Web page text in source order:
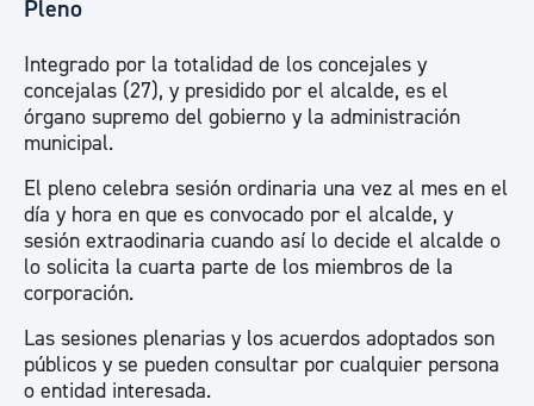
Pleno
Integrado por la totalidad de los concejales y
concejalas (27), y presidido por el alcalde, es el
órgano supremo del gobierno y la administración
municipal.
El pleno celebra sesión ordinaria una vez al mes en el
día y hora en que es convocado por el alcalde, y
sesión extraodinaria cuando así lo decide el alcalde o
lo solicita la cuarta parte de los miembros de la
corporación.
Las sesiones plenarias y los acuerdos adoptados son
públicos y se pueden consultar por cualquier persona
o entidad interesada.